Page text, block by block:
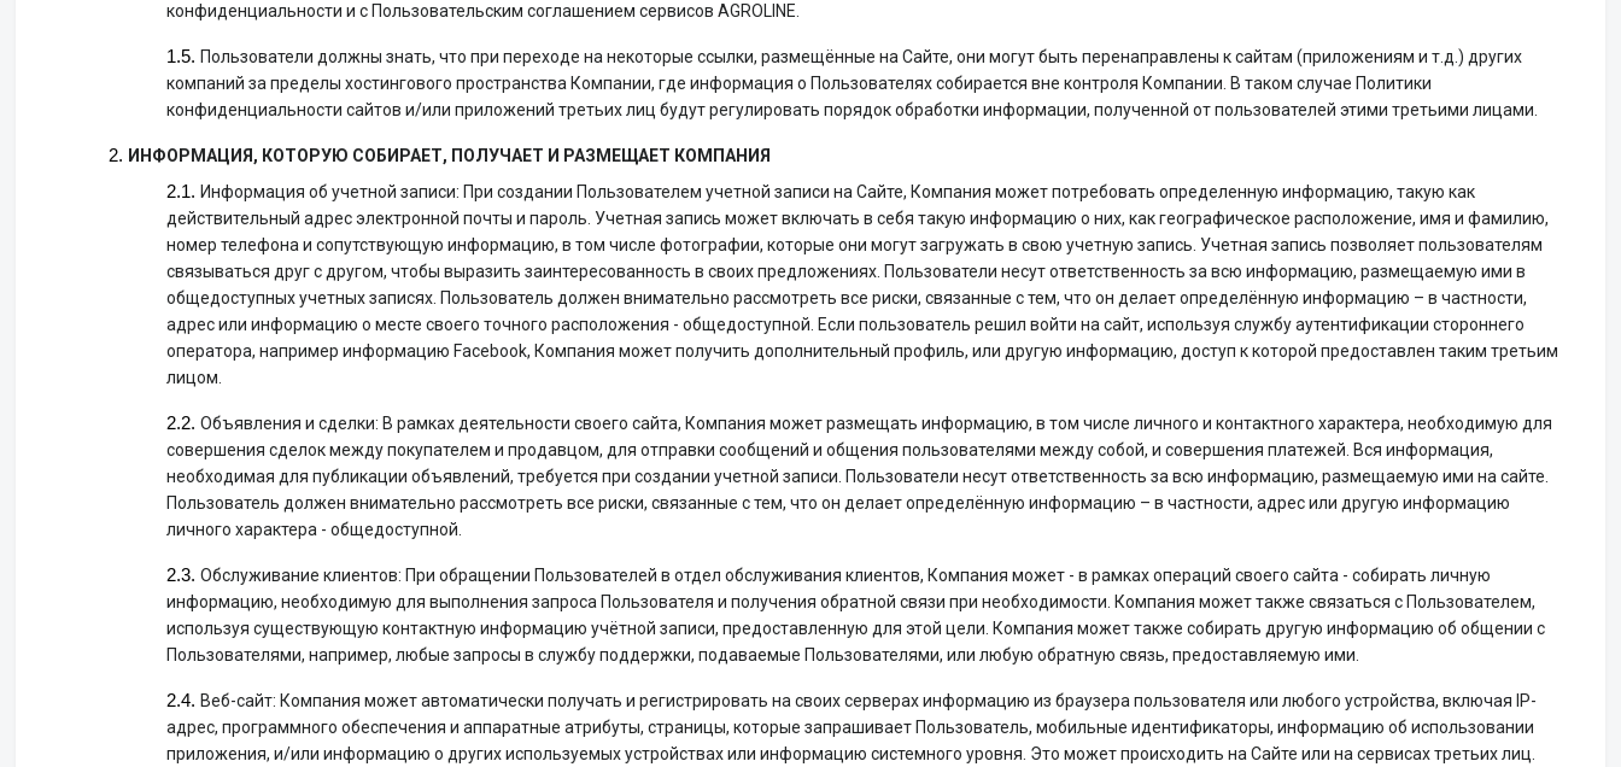
конфиденциальности и с Пользовательским соглашением сервисов AGROLINE.
Пользователи должны знать, что при переходе на некоторые ссылки, размещённые на Сайте, они могут быть перенаправлены к сайтам (приложениям и т.д.) других
компаний за пределы хостингового пространства Компании, где информация о Пользователях собирается вне контроля Компании. В таком случае Политики
конфиденциальности сайтов и/или приложений третьих лиц будут регулировать порядок обработки информации, полученной от пользователей этими третьими лицами.
ИНФОРМАЦИЯ, КОТОРУЮ СОБИРАЕТ, ПОЛУЧАЕТ И РАЗМЕЩАЕТ КОМПАНИЯ
Информация об учетной записи: При создании Пользователем учетной записи на Сайте, Компания может потребовать определенную информацию, такую как
действительный адрес электронной почты и пароль. Учетная запись может включать в себя такую информацию о них, как географическое расположение, имя и фамилию,
номер телефона и сопутствующую информацию, в том числе фотографии, которые они могут загружать в свою учетную запись. Учетная запись позволяет пользователям
связываться друг с другом, чтобы выразить заинтересованность в своих предложениях. Пользователи несут ответственность за всю информацию, размещаемую ими в
общедоступных учетных записях. Пользователь должен внимательно рассмотреть все риски, связанные с тем, что он делает определённую информацию – в частности,
адрес или информацию о месте своего точного расположения - общедоступной. Если пользователь решил войти на сайт, используя службу аутентификации стороннего
оператора, например информацию Facebook, Компания может получить дополнительный профиль, или другую информацию, доступ к которой предоставлен таким третьим
лицом.
Объявления и сделки: В рамках деятельности своего сайта, Компания может размещать информацию, в том числе личного и контактного характера, необходимую для
совершения сделок между покупателем и продавцом, для отправки сообщений и общения пользователями между собой, и совершения платежей. Вся информация,
необходимая для публикации объявлений, требуется при создании учетной записи. Пользователи несут ответственность за всю информацию, размещаемую ими на сайте.
Пользователь должен внимательно рассмотреть все риски, связанные с тем, что он делает определённую информацию – в частности, адрес или другую информацию
личного характера - общедоступной.
Обслуживание клиентов: При обращении Пользователей в отдел обслуживания клиентов, Компания может - в рамках операций своего сайта - собирать личную
информацию, необходимую для выполнения запроса Пользователя и получения обратной связи при необходимости. Компания может также связаться с Пользователем,
используя существующую контактную информацию учётной записи, предоставленную для этой цели. Компания может также собирать другую информацию об общении с
Пользователями, например, любые запросы в службу поддержки, подаваемые Пользователями, или любую обратную связь, предоставляемую ими.
Веб-сайт: Компания может автоматически получать и регистрировать на своих серверах информацию из браузера пользователя или любого устройства, включая IP-
адрес, программного обеспечения и аппаратные атрибуты, страницы, которые запрашивает Пользователь, мобильные идентификаторы, информацию об использовании
приложения, и/или информацию о других используемых устройствах или информацию системного уровня. Это может происходить на Сайте или на сервисах третьих лиц.